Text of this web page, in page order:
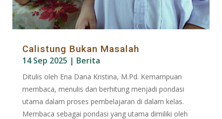
Calistung Bukan Masalah
14 Sep 2025 | Berita
Ditulis oleh Ena Dana Kristina, M.Pd. Kemampuan
membaca, menulis dan berhitung menjadi pondasi
utama dalam proses pembelajaran di dalam kelas.
Membaca sebagai pondasi yang utama dimiliki oleh